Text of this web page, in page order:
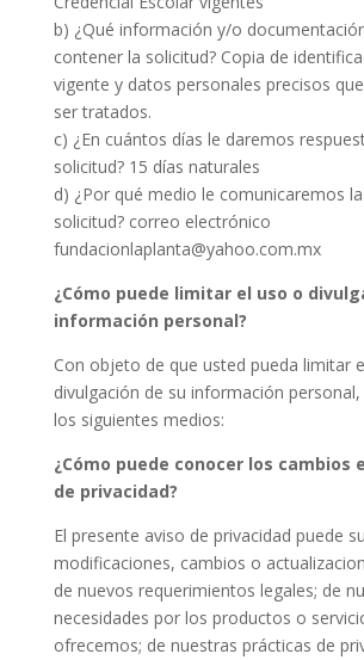
b) ¿Qué información y/o
contener la solicitud? Copia de
vigente y datos personales precisos
ser tratados.
c) ¿En cuántos días le daremos
solicitud? 15 días naturales
d) ¿Por qué medio le comunicaremos
solicitud? correo electrónico
fundacionlaplanta@yahoo.com.mx
¿Cómo puede limitar el uso o
información personal?
Con objeto de que usted pueda limitar
divulgación de su información
los siguientes medios:
¿Cómo puede conocer los cambios
de privacidad?
El presente aviso de privacidad puede
modificaciones, cambios o
de nuevos requerimientos legales; de
necesidades por los productos o
ofrecemos; de nuestras prácticas de